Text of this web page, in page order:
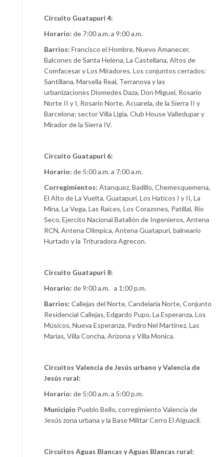
Circuito Guatapuri 4:
Horario: de 7:00 a.m. a 9:00 a.m.
Barrios: Francisco el Hombre, Nuevo Amanecer,
Balcones de Santa Helena, La Castellana, Altos de
Comfacesar y Los Miradores. Los conjuntos cerrados:
Santillana, Marsella Real, Terranova y las
urbanizaciones Diomedes Daza, Don Miguel, Rosario
Norte II y I, Rosario Norte, Acuarela, de la Sierra II y
Barcelona; sector Villa Ligia, Club House Valledupar y
Mirador de la Sierra IV.
Circuito Guatapuri 6:
Horario: de 5:00 a.m. a 7:00 a.m.
Corregimientos: Atanquez, Badillo, Chemesquemena,
El Alto de La Vuelta, Guatapurí, Los Haticos I y II, La
Mina, La Vega, Las Raíces, Los Corazones, Patillal, Río
Seco, Ejercito Nacional Batallón de Ingenieros, Antena
RCN, Antena Olímpica, Antena Guatapurí, balneario
Hurtado y la Trituradora Agrecon.
Circuito Guatapuri 8:
Horario: de 9:00 a.m. a 1:00 p.m.
Barrios: Callejas del Norte, Candelaria Norte, Conjunto
Residencial Callejas, Edgardo Pupo, La Esperanza, Los
Músicos, Nueva Esperanza, Pedro Nel Martínez, Las
Marías, Villa Concha, Arizona y Villa Monica.
Circuitos Valencia de Jesús urbano y Valencia de
Jesús rural:
Horario: de 5:00 a.m. a 5:00 p.m.
Municipio Pueblo Bello, corregimiento Valencia de
Jesús zona urbana y la Base Militar Cerro El Alguacil.
Circuitos Aguas Blancas y Aguas Blancas rural: